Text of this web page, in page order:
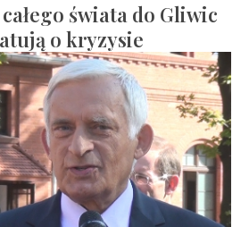
świata do Gliwic
o kryzysie